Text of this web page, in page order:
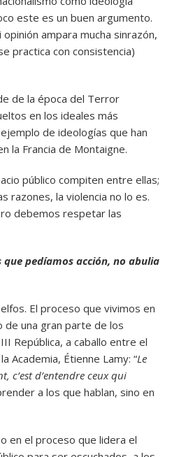
este es un buen argumento.
ampara mucha sinrazón,
practica con consistencia)
de la época del Terror
en los ideales más
de ideologías que han
la Francia de Montaigne.
público compiten entre ellas;
razones, la violencia no lo es.
debemos respetar las
que pedíamos acción, no abulia
El proceso que vivimos en
de una gran parte de los
República, a caballo entre el
Academia, Étienne Lamy: “Le
c’est d’entendre ceux qui
a los que hablan, sino en
en el proceso que lidera el